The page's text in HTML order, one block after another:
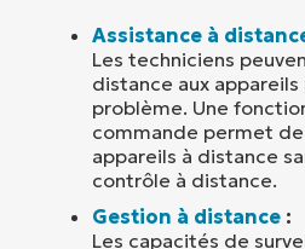
Assistance à
Les techniciens
distance aux
problème. Une
commande permet
appareils à distance
contrôle à distance.
Gestion à distance :
Les capacités de